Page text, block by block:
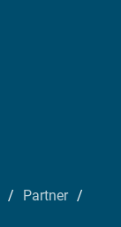
Partner